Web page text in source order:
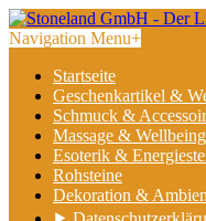
Navigation Menu+
Startseite
Geschenkartikel &
Schmuck &
Massage & Wellbeing
Esoterik &
Rohsteine
Dekoration &